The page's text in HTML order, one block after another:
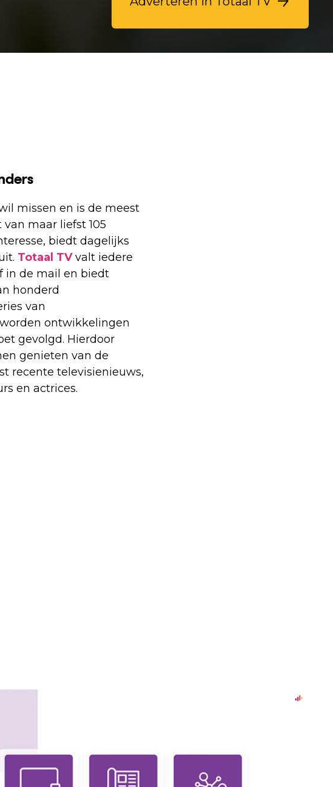
missen en is de meest
maar liefst 105
biedt dagelijks
Totaal TVvalt iedere
in de mail en biedt
honderd
van
ontwikkelingen
gevolgd. Hierdoor
genieten van de
recente televisienieuws,
en actrices.